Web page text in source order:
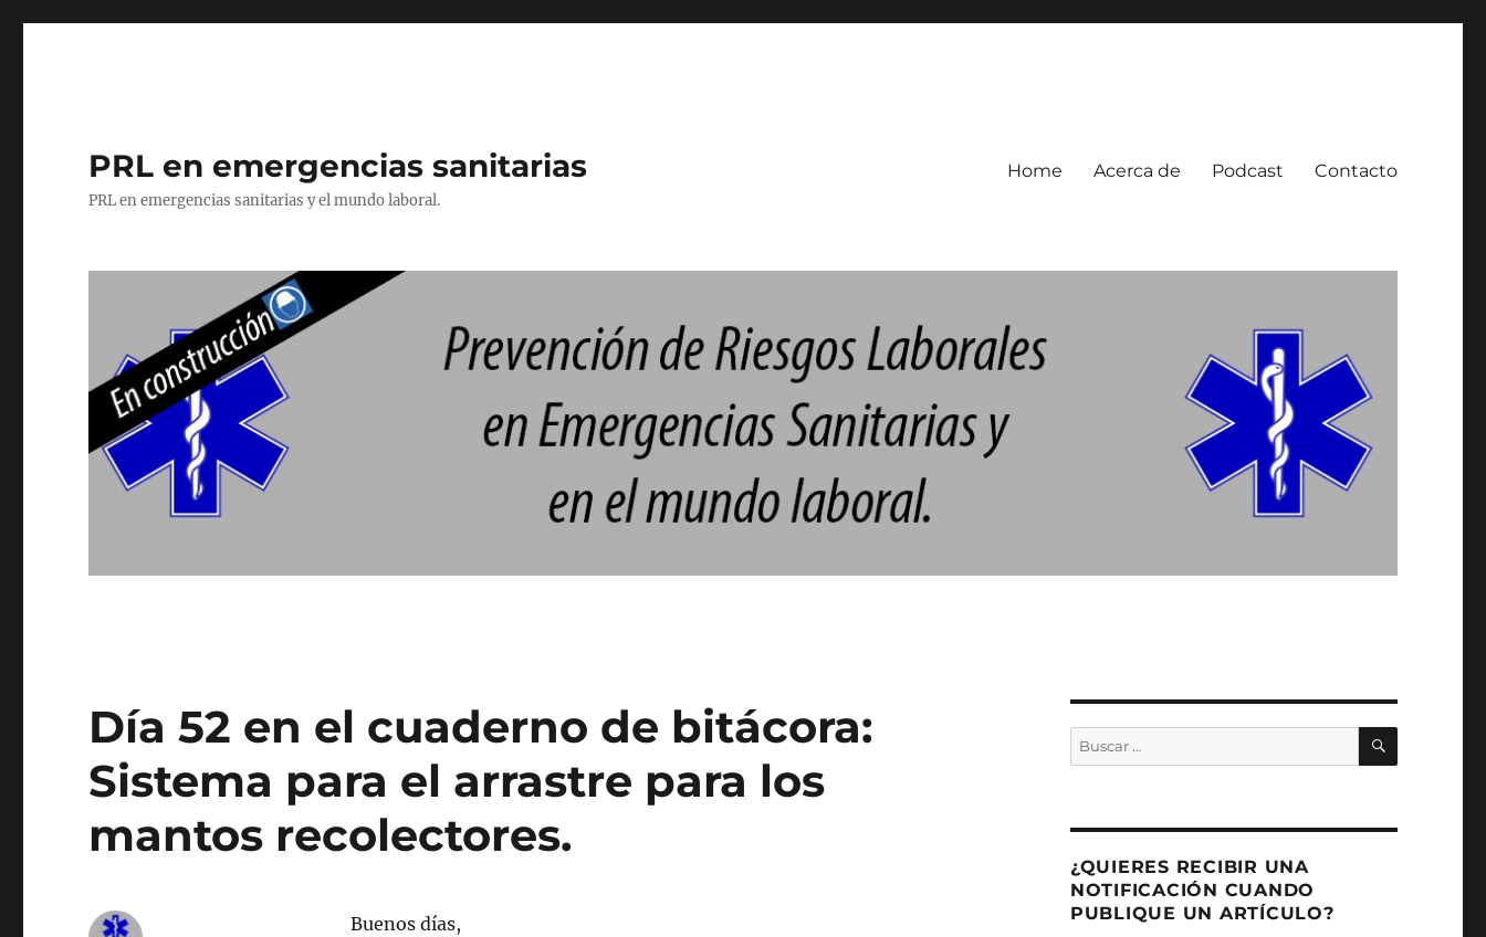
PRL en emergencias sanitarias
PRL en emergencias sanitarias y el mundo laboral.
Home Acerca de Podcast Contacto
Día 52 en el cuaderno de bitácora:
Sistema para el arrastre para los
mantos recolectores.
Buenos días,
Buscar
por:
BUSCAR
¿QUIERES RECIBIR UNA
NOTIFICACIÓN CUANDO
PUBLIQUE UN ARTÍCULO?